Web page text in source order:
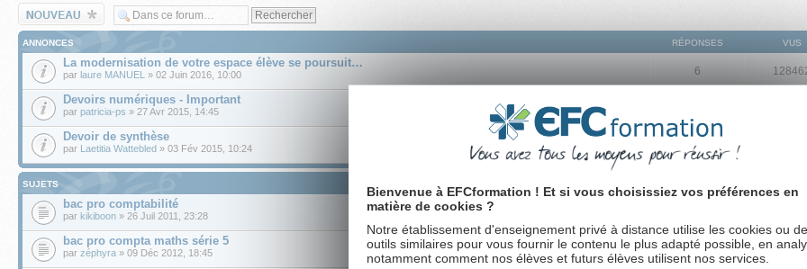
Écrire un nouveau
sujet
ANNONCES RÉPONSES VUS
La modernisation de votre espace élève se poursuit…
par laure MANUEL » 02 Juin 2016, 10:00 6
Devoirs numériques - Important
1 2
par patricia-ps » 27 Avr 2015, 14:45
Devoir de synthèse
4
par Laetitia Wattebled » 03 Fév 2015, 10:24 46
SUJETS
bac pro comptabilité
par kikiboon » 26 Juil 2011, 23:28
bac pro compta maths série 5
par zéphyra » 09 Déc 2012, 18:45 1 10584
Bienvenue à EFCformation ! Et si vous choisissiez vos préférences en
matière de cookies ?
Notre établissement d'enseignement privé à distance utilise les cookies ou
outils similaires pour vous fournir le contenu le plus adapté possible, en
notamment comment nos élèves et futurs élèves utilisent nos services.